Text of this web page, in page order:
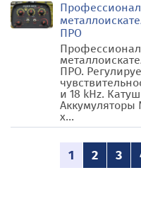
ПРО
ПРО.
и 18 kHz.
Аккумуляторы
х...
1 2 3